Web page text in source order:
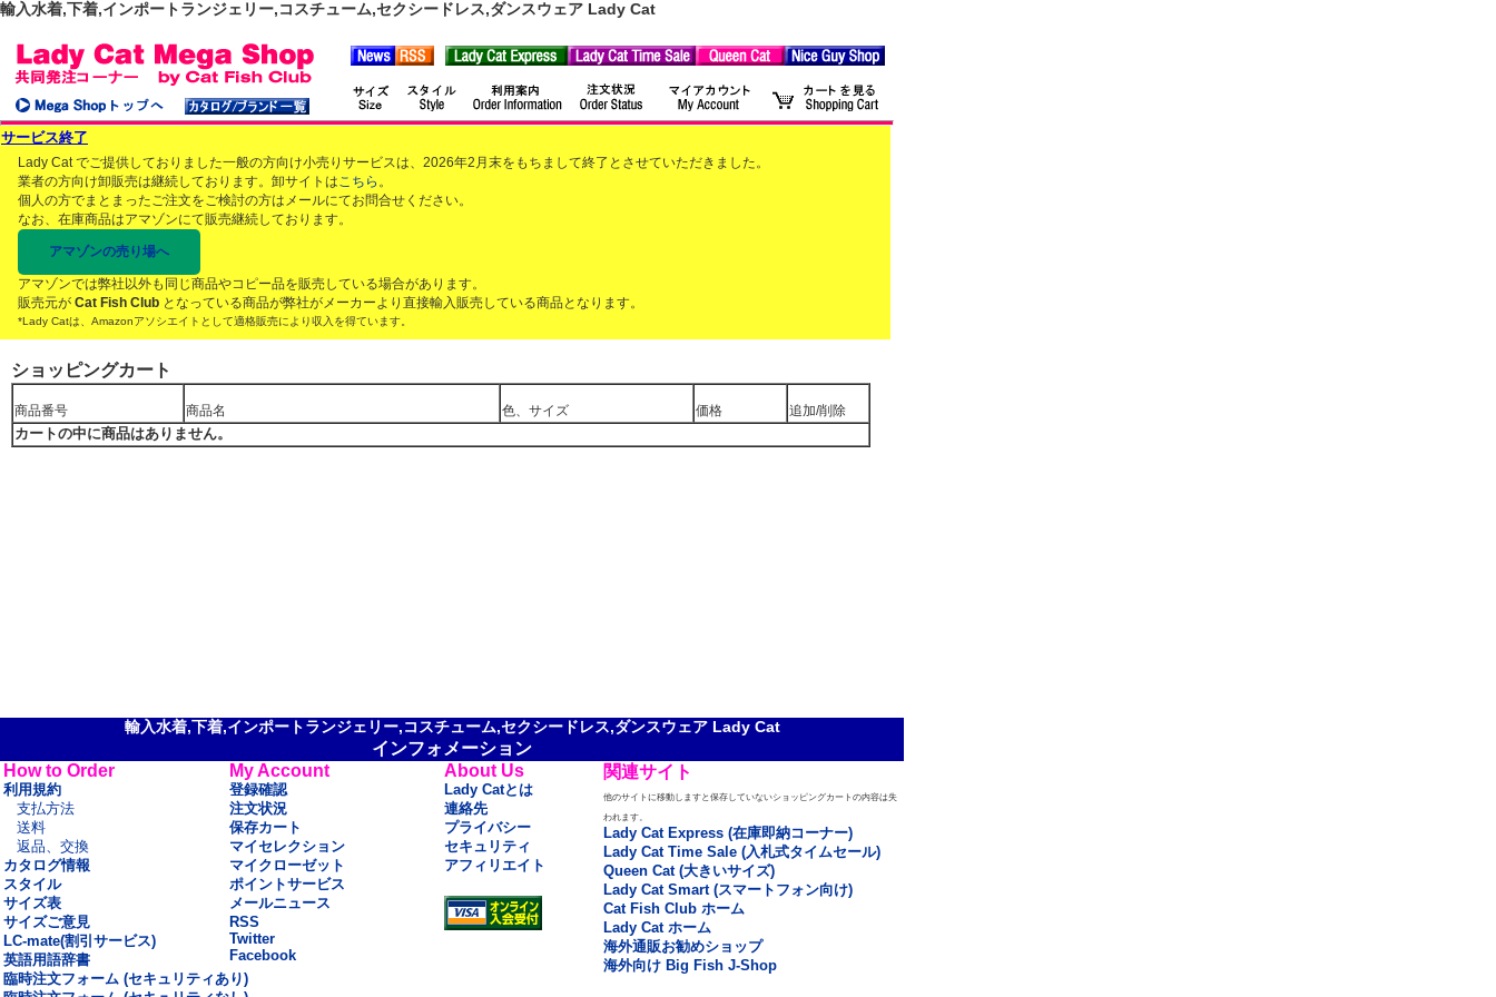
輸入水着,下着,インポートランジェリー,コスチューム,セクシードレス,ダンスウェア Lady Cat
サービス終了
Lady Cat でご提供しておりました一般の方向け小売りサービスは、2026年2月末をもちまして終了とさせていただきました。
業者の方向け卸販売は継続しております。卸サイトはこちら 。
個人の方でまとまったご注文をご検討の方はメールにてお問合せください。
なお、在庫商品はアマゾンにて販売継続しております。
アマゾンの売り場へ
アマゾンでは弊社以外も同じ商品やコピー品を販売している場合があります。
販売元が Cat Fish Club となっている商品が弊社がメーカーより直接輸入販売している商品となります。
*Lady Catは、Amazonアソシエイトとして適格販売により収入を得ています。
ショッピングカート
商品番号 商品名 色、サイズ 価格 追加/削除
カートの中に商品はありません。
輸入水着,下着,インポートランジェリー,コスチューム,セクシードレス,ダンスウェア Lady Cat
インフォメーション
How to Order
利用規約
支払方法
送料
返品、交換
カタログ情報
スタイル
サイズ表
サイズご意見
LC-mate(割引サービス)
英語用語辞書
My Account
登録確認
注文状況
保存カート
マイセレクション
マイクローゼット
ポイントサービス
メールニュース
RSS
Twitter
Facebook
About Us
Lady Catとは
連絡先
プライバシー
セキュリティ
アフィリエイト
関連サイト
他のサイトに移動しますと保存していないショッピングカートの内容は失
われます。
Lady Cat Express (在庫即納コーナー)
Lady Cat Time Sale (入札式タイムセール)
Queen Cat (大きいサイズ)
Lady Cat Smart (スマートフォン向け)
Cat Fish Club ホーム
Lady Cat ホーム
海外通販お勧めショップ
海外向け Big Fish J-Shop
臨時注文フォーム (セキュリティあり)